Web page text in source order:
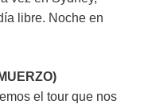
libre. Noche en
el tour que nos